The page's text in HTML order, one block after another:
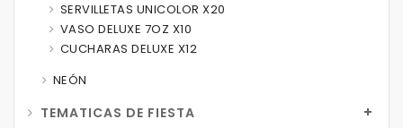
SERVILLETAS UNICOLOR X20
VASO DELUXE 7OZ X10
CUCHARAS DELUXE X12
NEÓN
TEMATICAS DE FIESTA